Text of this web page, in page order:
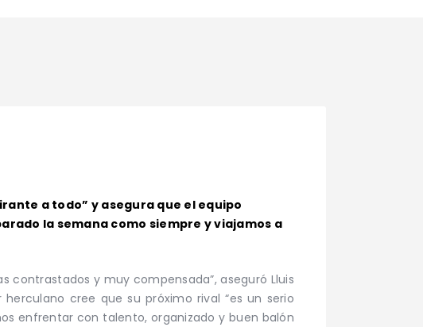
a todo” y asegura que el equipo
la semana como siempre y viajamos a
contrastados y muy compensada”, aseguró Lluis
cree que su próximo rival “es un serio
enfrentar con talento, organizado y buen balón